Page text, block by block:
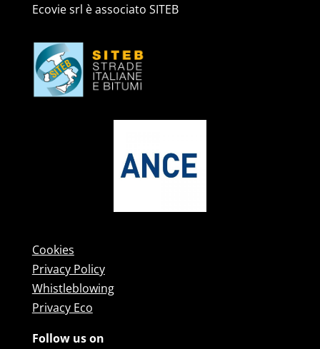
Ecovie srl è associato SITEB
Cookies
Privacy Policy
Whistleblowing
Privacy Eco
Follow us on